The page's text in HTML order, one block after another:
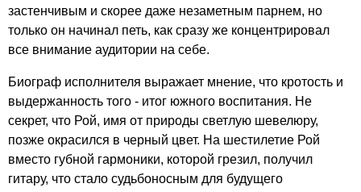
застенчивым и скорее даже незаметным парнем, но
только он начинал петь, как сразу же концентрировал
все внимание аудитории на себе.
Биограф исполнителя выражает мнение, что кротость и
выдержанность того - итог южного воспитания. Не
секрет, что Рой, имя от природы светлую шевелюру,
позже окрасился в черный цвет. На шестилетие Рой
вместо губной гармоники, которой грезил, получил
гитару, что стало судьбоносным для будущего